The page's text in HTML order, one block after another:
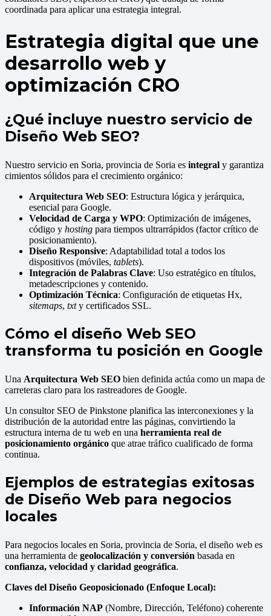
coordinada para aplicar una estrategia integral.
Estrategia digital que une
desarrollo web y
optimización CRO
¿Qué incluye nuestro servicio de
Diseño Web SEO?
Nuestro servicio en Soria, provincia de Soria es integral y garantiza
cimientos sólidos para el crecimiento orgánico:
Arquitectura Web SEO: Estructura lógica y jerárquica,
esencial para Google.
Velocidad de Carga y WPO: Optimización de imágenes,
código y hosting para tiempos ultrarrápidos (factor crítico de
posicionamiento).
Diseño Responsive: Adaptabilidad total a todos los
dispositivos (móviles, tablets).
Integración de Palabras Clave: Uso estratégico en títulos,
metadescripciones y contenido.
Optimización Técnica: Configuración de etiquetas Hx,
sitemaps, txty certificados SSL.
Cómo el diseño Web SEO
transforma tu posición en Google
Una Arquitectura Web SEO bien definida actúa como un mapa de
carreteras claro para los rastreadores de Google.
Un consultor SEO de Pinkstone planifica las interconexiones y la
distribución de la autoridad entre las páginas, convirtiendo la
estructura interna de tu web en una herramienta real de
posicionamiento orgánico que atrae tráfico cualificado de forma
continua.
Ejemplos de estrategias exitosas
de Diseño Web para negocios
locales
Para negocios locales en Soria, provincia de Soria, el diseño web es
una herramienta de geolocalización y conversión basada en
confianza, velocidad y claridad geográfica.
Claves del Diseño Geoposicionado (Enfoque Local):
Información NAP (Nombre, Dirección, Teléfono) coherente